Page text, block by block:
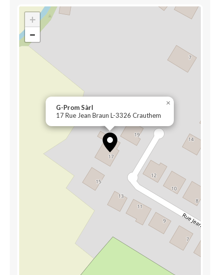
G-Prom Sàrl
17 Rue Jean Braun L-3326 Crauthem
×
+
−